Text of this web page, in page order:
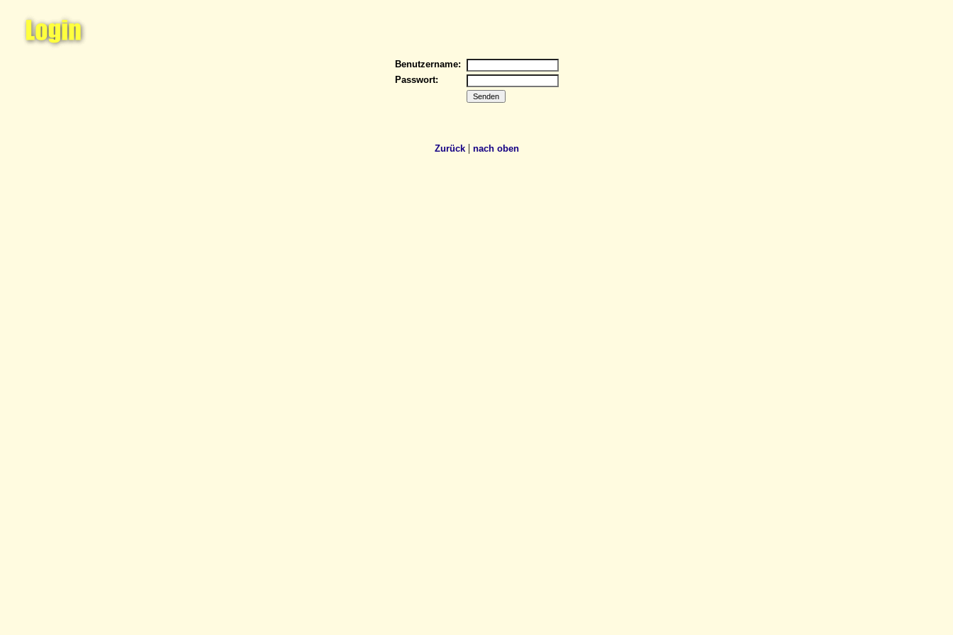
Benutzername:
Passwort:
Zurück| nach oben